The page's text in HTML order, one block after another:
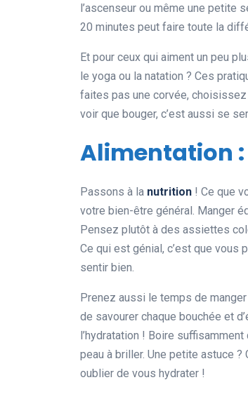
l’ascenseur ou même une petite
20 minutes peut faire toute la
Et pour ceux qui aiment un peu
le yoga ou la natation ? Ces
faites pas une corvée,
voir que bouger, c’est aussi se
Alimentation
Passons à la nutrition ! Ce que
votre bien-être général. Manger
Pensez plutôt à des assiettes
Ce qui est génial, c’est que
sentir bien.
Prenez aussi le temps de
de savourer chaque bouchée et
l’hydratation ! Boire
peau à briller. Une petite astuce ?
oublier de vous hydrater !